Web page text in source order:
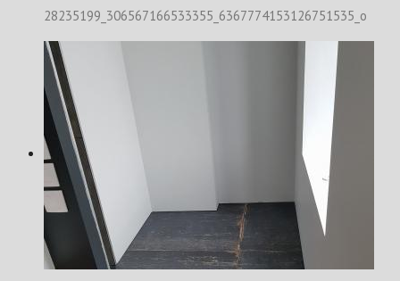
28235199_306567166533355_6367774153126751535_o